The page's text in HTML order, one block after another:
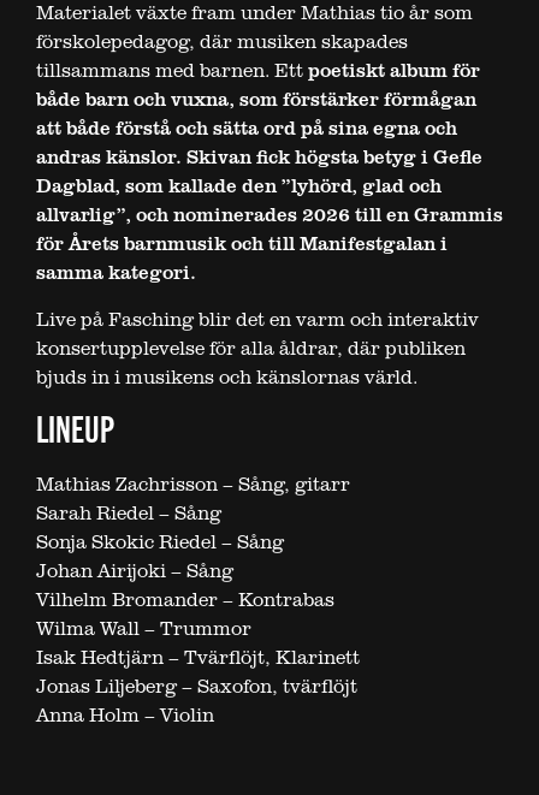
Materialet växte fram under Mathias tio år som
förskolepedagog, där musiken skapades
tillsammans med barnen. Ettpoetiskt album för
både barn och vuxna, som förstärker förmågan
att både förstå och sätta ord på sina egna och
andras känslor. Skivan fick högsta betyg i Gefle
Dagblad, som kallade den ”lyhörd, glad och
allvarlig”, och nominerades 2026 till en Grammis
för Årets barnmusik och till Manifestgalan i
samma kategori.
Live på Fasching blir det en varm och interaktiv
konsertupplevelse för alla åldrar, där publiken
bjuds in i musikens och känslornas värld.
LINEUP
Mathias Zachrisson – Sång, gitarr
Sarah Riedel – Sång
Sonja Skokic Riedel – Sång
Johan Airijoki – Sång
Vilhelm Bromander – Kontrabas
Wilma Wall – Trummor
Isak Hedtjärn – Tvärflöjt, Klarinett
Jonas Liljeberg – Saxofon, tvärflöjt
Anna Holm – Violin